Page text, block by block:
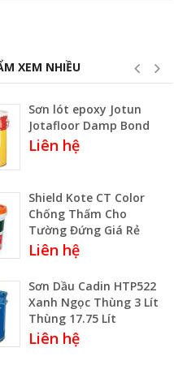
XEM NHIỀU
Sơn lót epoxy Jotun
Jotafloor Damp Bond
Liên hệ
Shield Kote CT Color
Chống Thấm Cho
Tường Đứng Giá Rẻ
Liên hệ
Sơn Dầu Cadin HTP522
Xanh Ngọc Thùng 3 Lít
Thùng 17.75 Lít
Liên hệ